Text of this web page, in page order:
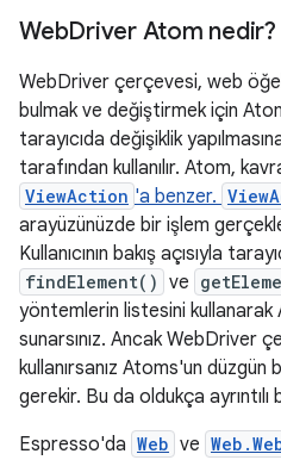
WebDriver Atom nedir?
WebDriver çerçevesi, web
bulmak ve değiştirmek için
tarayıcıda değişiklik
tarafından kullanılır. Atom,
ViewAction 'a benzer.
arayüzünüzde bir işlem
Kullanıcının bakış açısıyla
findElement() ve
yöntemlerin listesini kullanarak
sunarsınız. Ancak WebDriver
kullanırsanız Atoms'un düzgün
gerekir. Bu da oldukça
Espresso'da Web ve